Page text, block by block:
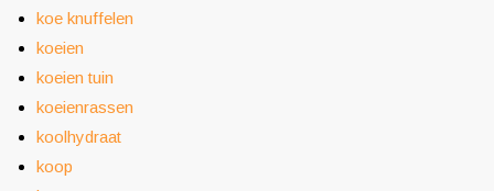
koe knuffelen
koeien
koeien tuin
koeienrassen
koolhydraat
koop